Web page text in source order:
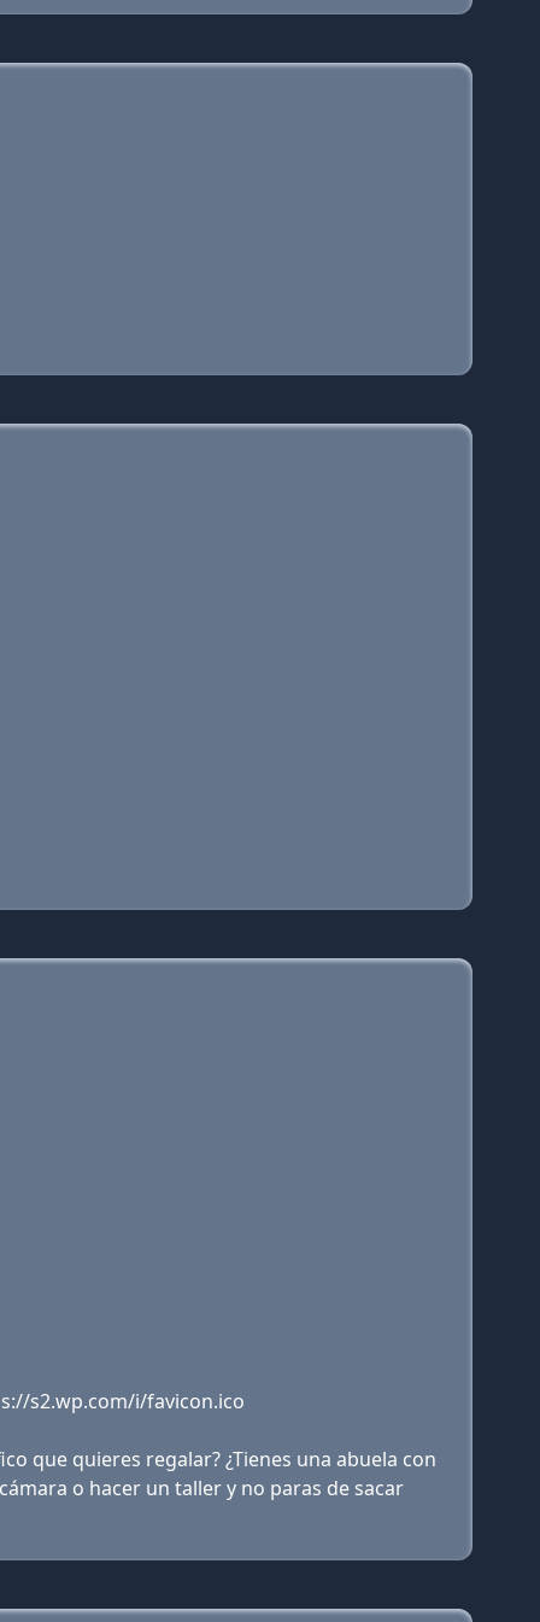
s2.wp.com/i/favicon.ico
que quieres regalar? ¿Tienes una abuela con
o hacer un taller y no paras de sacar